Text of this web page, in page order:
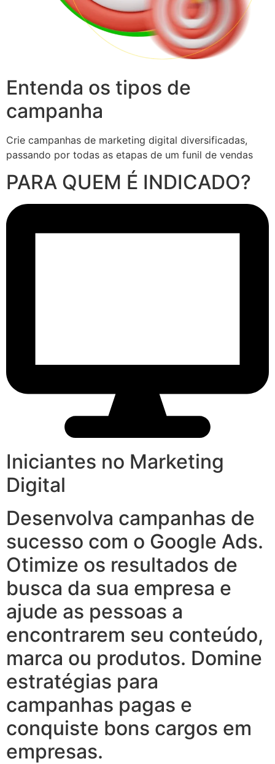
Entenda os tipos de
campanha
Crie campanhas de marketing digital diversificadas,
passando por todas as etapas de um funil de vendas
PARA QUEM É INDICADO?​
Iniciantes no Marketing
Digital
Desenvolva campanhas de
sucesso com o Google Ads.
Otimize os resultados de
busca da sua empresa e
ajude as pessoas a
encontrarem seu conteúdo,
marca ou produtos. Domine
estratégias para
campanhas pagas e
conquiste bons cargos em
empresas.